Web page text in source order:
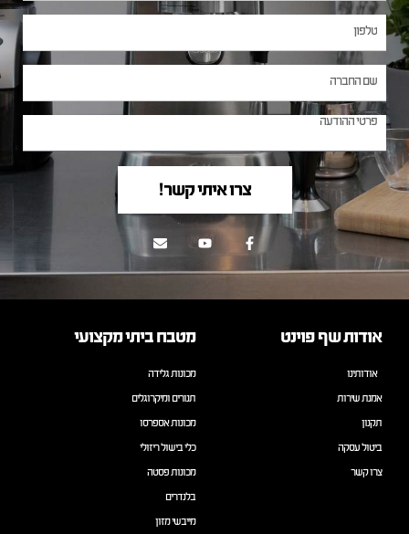
צרו איתי קשר!
אודות שף פוינט
אודותינו
אמנת שירות
תקנון
ביטול עסקה
צרו קשר
מטבח ביתי מקצועי
מכונות גלידה
תנורים ומיקרוגלים
מכונות אספרסו
כלי בישול ריזולי
מכונות פסטה
בלנדרים
מייבשי מזון